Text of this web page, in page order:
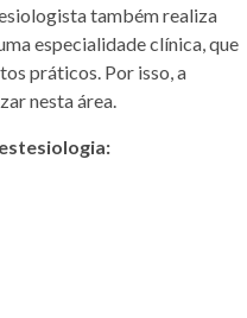
também realiza
especialidade clínica, que
práticos. Por isso, a
nesta área.